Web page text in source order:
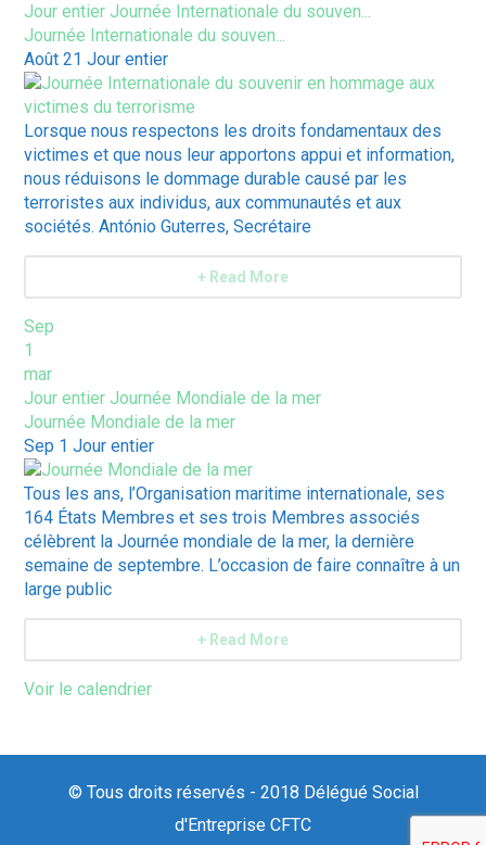
Jour entierJournée Internationale du souven...
Journée Internationale du souven...
Août 21Jour entier
Lorsque nous respectons les droits fondamentaux des
victimes et que nous leur apportons appui et information,
nous réduisons le dommage durable causé par les
terroristes aux individus, aux communautés et aux
sociétés. António Guterres, Secrétaire
+ Read More
Sep
1
mar
Jour entierJournée Mondiale de la mer
Journée Mondiale de la mer
Sep 1Jour entier
Tous les ans, l’Organisation maritime internationale, ses
164 États Membres et ses trois Membres associés
célèbrent la Journée mondiale de la mer, la dernière
semaine de septembre. L’occasion de faire connaître à un
large public
+ Read More
Voir le calendrier
© Tous droits réservés - 2018 Délégué Social
d'Entreprise CFTC